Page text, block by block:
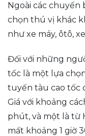
Ngoài các
chọn thú vị khác
như xe máy, ôtô,
Đối với những
tốc là một lựa
tuyến tàu cao tốc
Giá với khoảng
phút, và một là từ
mất khoảng 1 giờ